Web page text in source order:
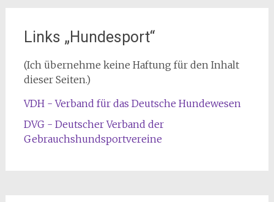
Links „Hundesport“
(Ich übernehme keine Haftung für den Inhalt
dieser Seiten.)
VDH - Verband für das Deutsche Hundewesen
DVG - Deutscher Verband der
Gebrauchshundsportvereine